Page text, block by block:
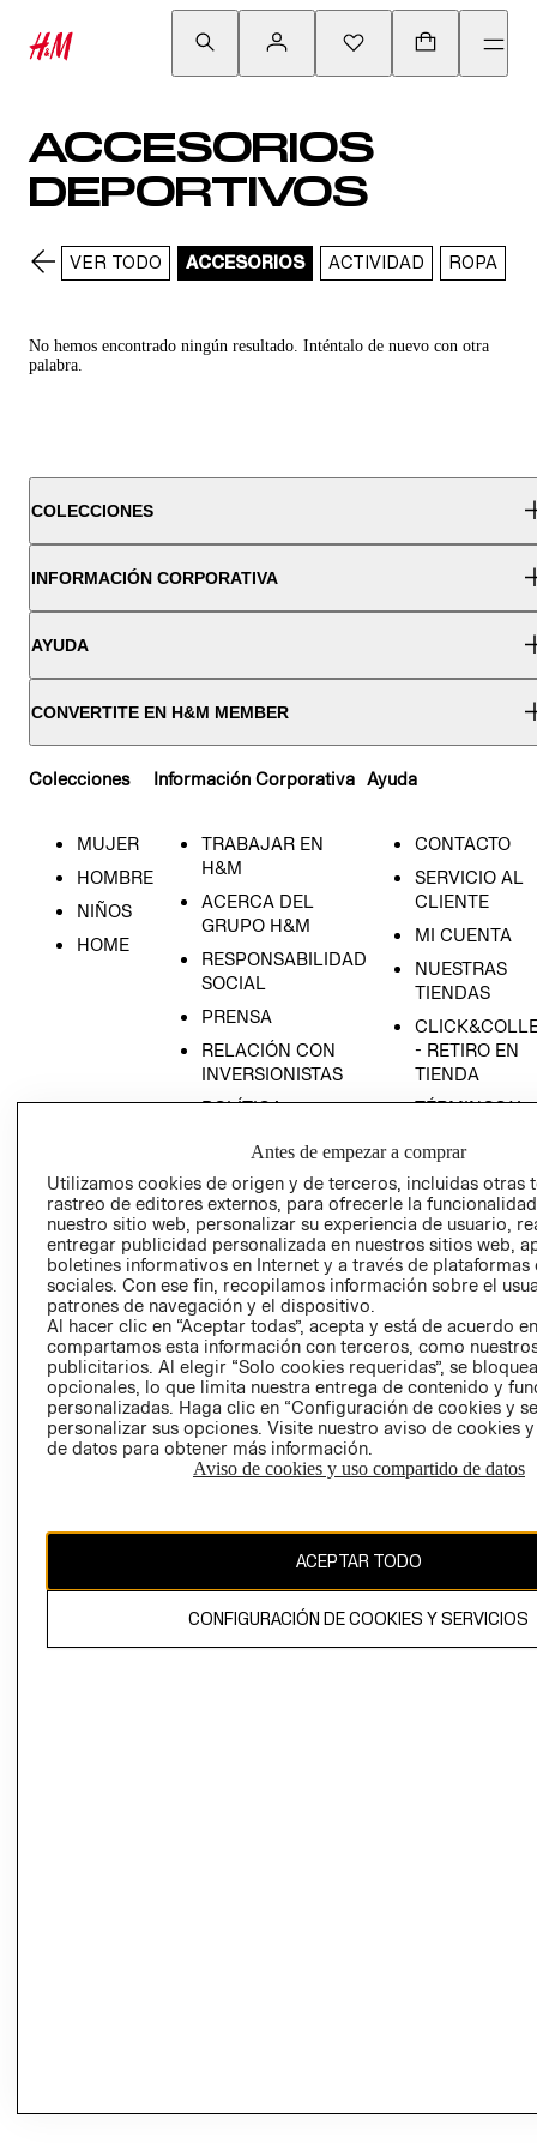
ACCESORIOS
DEPORTIVOS
VER TODO ACCESORIOS ACTIVIDAD ROPA
No hemos encontrado ningún resultado. Inténtalo de nuevo con otra
palabra.
COLECCIONES
INFORMACIÓN CORPORATIVA
AYUDA
CONVERTITE EN H&M MEMBER
Colecciones
MUJER
HOMBRE
NIÑOS
HOME
Información Corporativa
TRABAJAR EN
H&M
ACERCA DEL
GRUPO H&M
RESPONSABILIDAD
SOCIAL
PRENSA
RELACIÓN CON
INVERSIONISTAS
POLÍTICA
Ayuda
CONTACTO
SERVICIO AL
CLIENTE
MI CUENTA
NUESTRAS
TIENDAS
- RETIRO EN
TIENDA
TÉRMINOS Y
AVISO DE
PRIVACIDAD
GIFT CARD
AVISO DE
COOKIES
Uruguay ($U)
El contenido de esta página web está protegido por copyright y es
propiedad de H&M Hennes & Mauritz AB.
Antes de empezar a comprar
Utilizamos cookies de origen y de terceros, incluidas otras
rastreo de editores externos, para ofrecerle la
nuestro sitio web, personalizar su experiencia de usuario,
entregar publicidad personalizada en nuestros sitios web,
boletines informativos en Internet y a través de plataformas
sociales. Con ese fin, recopilamos información sobre el
patrones de navegación y el dispositivo.
Al hacer clic en “Aceptar todas”, acepta y está de acuerdo
compartamos esta información con terceros, como
publicitarios. Al elegir “Solo cookies requeridas”, se
opcionales, lo que limita nuestra entrega de contenido y
personalizadas. Haga clic en “Configuración de cookies y
personalizar sus opciones. Visite nuestro aviso de cookies
de datos para obtener más información.
Aviso de cookies y uso compartido de datos
ACEPTAR TODO
CONFIGURACIÓN DE COOKIES Y SERVICIOS